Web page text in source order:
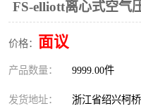
FS-elliott离心式空气
价格： 面议
产品数量： 9999.00件
发货地址： 浙江省绍兴柯